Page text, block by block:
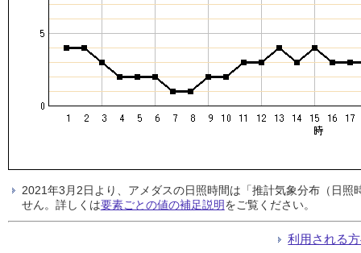
2021年3月2日より、アメダスの日照時間は「推計気象分布（日
せん。詳しくは要素ごとの値の補足説明をご覧ください。
利用される